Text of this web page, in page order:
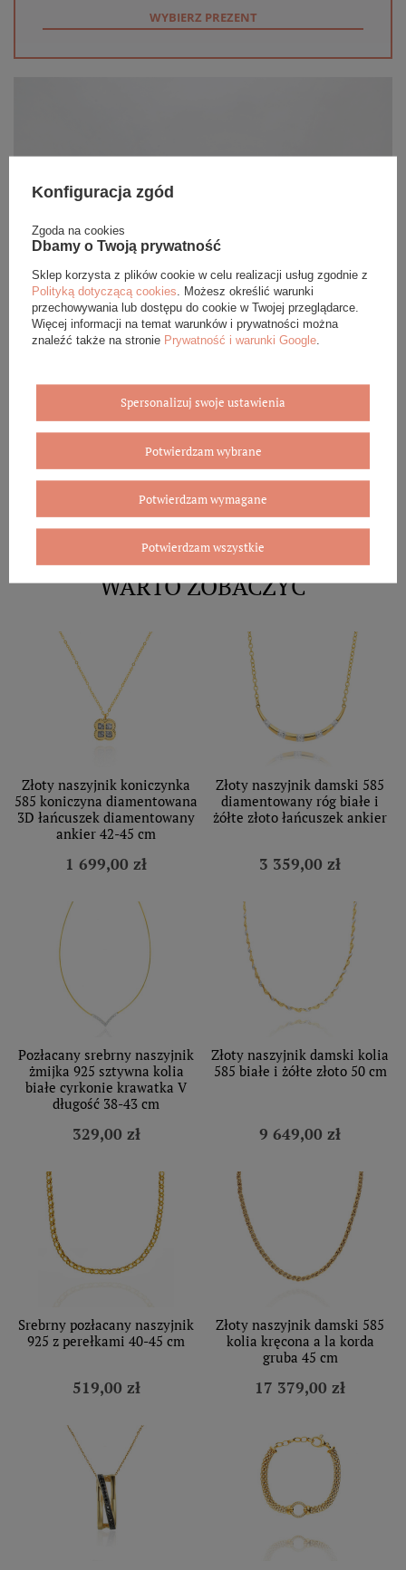
WYBIERZ PREZENT
WARTO ZOBACZYĆ
Złoty naszyjnik koniczynka
585 koniczyna diamentowana
3D łańcuszek diamentowany
ankier 42-45 cm
1 699,00 zł
Złoty naszyjnik damski 585
diamentowany róg białe i
żółte złoto łańcuszek ankier
3 359,00 zł
Pozłacany srebrny naszyjnik
żmijka 925 sztywna kolia
białe cyrkonie krawatka V
długość 38-43 cm
329,00 zł
Złoty naszyjnik damski kolia
585 białe i żółte złoto 50 cm
9 649,00 zł
Srebrny pozłacany naszyjnik
925 z perełkami 40-45 cm
519,00 zł
Złoty naszyjnik damski 585
kolia kręcona a la korda
gruba 45 cm
17 379,00 zł
Konfiguracja zgód
Zgoda na cookies
Dbamy o Twoją prywatność
Sklep korzysta z plików cookie w celu realizacji usług zgodnie z
Polityką dotyczącą cookies . Możesz określić warunki
przechowywania lub dostępu do cookie w Twojej przeglądarce.
Więcej informacji na temat warunków i prywatności można
znaleźć także na stronie Prywatność i warunki Google
Spersonalizuj swoje ustawienia
Potwierdzam wybrane
Potwierdzam wymagane
Potwierdzam wszystkie